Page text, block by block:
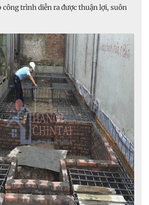
trình diễn ra được thuận lợi, suôn